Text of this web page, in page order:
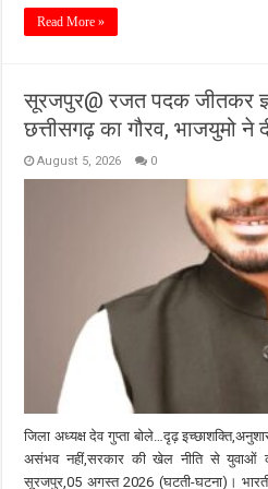
Read More »
सूरजपुर@ रजत पदक जीतकर
छत्तीसगढ़ का गौरव, भाजयुमो ने
August 5, 2026 0
जिला अध्यक्ष देव गुप्ता बोले…दृढ़
असंभव नहीं,सरकार की खेल नीति से युवाओं
सूरजपुर,05 अगस्त 2026 (घटती-घटना)।